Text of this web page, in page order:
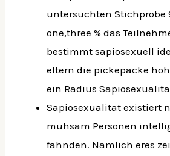
untersuchten Stichprobe
one,three % das
bestimmt sapiosexuell
eltern die pickepacke
ein Radius
Sapiosexualitat existiert
muhsam Personen
fahnden. Namlich eres